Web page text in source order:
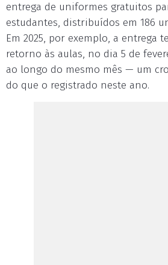
entrega de uniformes gratuitos
estudantes, distribuídos em 186
Em 2025, por exemplo, a entrega
retorno às aulas, no dia 5 de
ao longo do mesmo mês — um
do que o registrado neste ano.